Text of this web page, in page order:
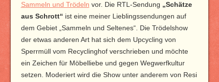
Sammeln und Trödeln vor. Die RTL-Sendung „Schätze
aus Schrott“ ist eine meiner Lieblingssendungen auf
dem Gebiet „Sammeln und Seltenes“. Die Trödelshow
der etwas anderen Art hat sich dem Upcycling von
Sperrmüll vom Recyclinghof verschrieben und möchte
ein Zeichen für Möbelliebe und gegen Wegwerfkultur
setzen. Moderiert wird die Show unter anderem von Resi